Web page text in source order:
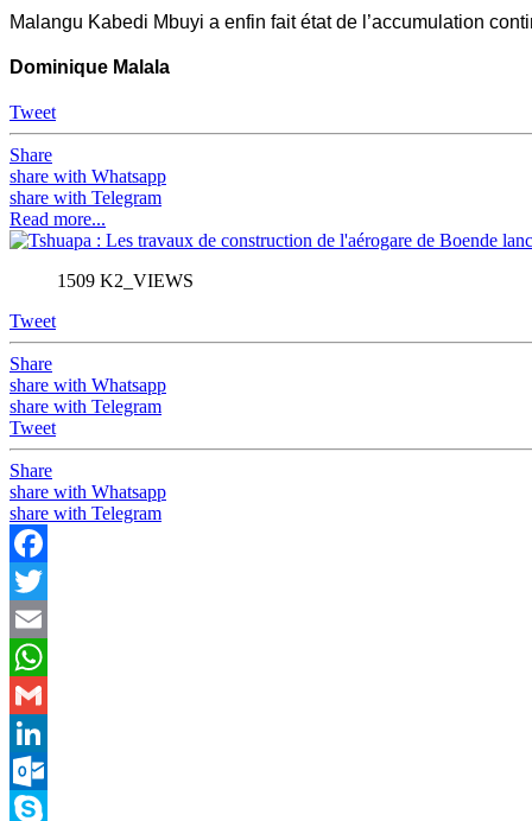
Malangu Kabedi Mbuyi a enfin fait état de l’accumulation
Dominique Malala
Tweet
Share
share with Whatsapp
share with Telegram
Read more...
1509 K2_VIEWS
Tweet
Share
share with Whatsapp
share with Telegram
Tweet
Share
share with Whatsapp
share with Telegram
Facebook
Twitter
Email
WhatsApp
Gmail
LinkedIn
Outlook.com